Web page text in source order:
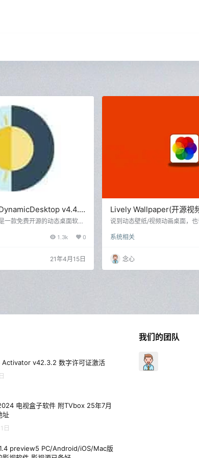
v4.4.0
一款免费开源的动态桌面软
换壁纸，并且软件提供了非常
件，软件将 macOS Mojave
壁纸效果完美移植到 Window
1.3k 0
21年4月15日
Lively Wallpaper(开源视
态桌面软件
说到动态壁纸/视频动画桌面，
最丰富，遗憾的是收费软件。如
好的替代品。除了下载网上别人
外，还可以将自己的高清视频
HTML动画页面等素材设置为
系统相关
念心
Activator v42.3.2 数字许可证激活
电视盒子软件 附TVbox 25年7月
址
日
preview5 PC/Android/iOS/Mac版
我们的团队